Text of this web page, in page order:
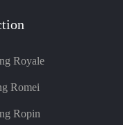
Royale
Romei
Ropin